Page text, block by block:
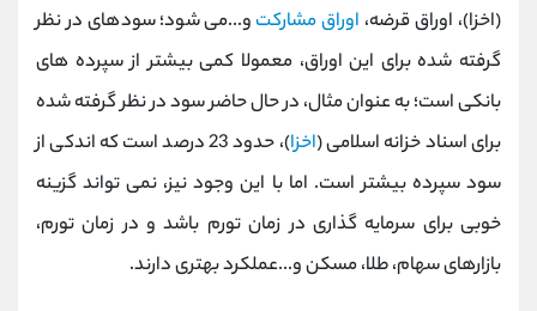
(اخزا)، اوراق قرضه، اوراق مشارکت و...می شود؛ سودهای در نظر
گرفته شده برای این اوراق، معمولا کمی بیشتر از سپرده های
بانکی است؛ به عنوان مثال، در حال حاضر سود در نظر گرفته شده
برای اسناد خزانه اسلامی (اخزا
)، حدود 23 درصد است که اندکی از
سود سپرده بیشتر است. اما با این وجود نیز، نمی تواند گزینه
خوبی برای سرمایه گذاری در زمان تورم باشد و در زمان تورم،
بازارهای سهام، طلا، مسکن و...عملکرد بهتری دارند.